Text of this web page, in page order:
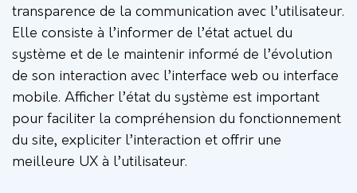
transparence de la communication avec l’utilisateur.
Elle consiste à l’informer de l’état actuel du
système et de le maintenir informé de l’évolution
de son interaction avec l’interface web ou interface
mobile. Afficher l’état du système est important
pour faciliter la compréhension du fonctionnement
du site, expliciter l’interaction et offrir une
meilleure UX à l’utilisateur.